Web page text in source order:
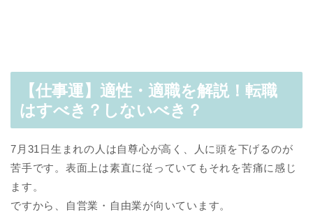
【仕事運】適性・適職を解説！転職
はすべき？しないべき？
7月31日生まれの人は自尊心が高く、人に頭を下げるのが
苦手です。表面上は素直に従っていてもそれを苦痛に感じ
ます。
ですから、自営業・自由業が向いています。